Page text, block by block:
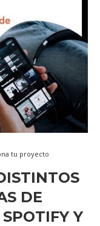
tu proyecto
DE
Y